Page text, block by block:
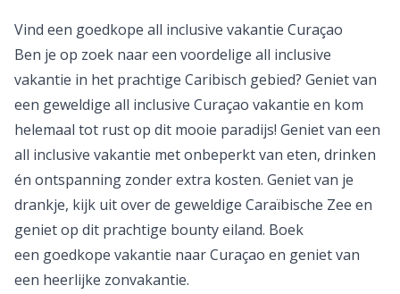
Vind een goedkope all inclusive vakantie Curaçao
Ben je op zoek naar een voordelige all inclusive
vakantie in het prachtige Caribisch gebied? Geniet van
een geweldige all inclusive Curaçao vakantie en kom
helemaal tot rust op dit mooie paradijs! Geniet van een
all inclusive vakantie met onbeperkt van eten, drinken
én ontspanning zonder extra kosten. Geniet van je
drankje, kijk uit over de geweldige Caraïbische Zee en
geniet op dit prachtige bounty eiland. Boek
een goedkope vakantie naar Curaçao en geniet van
een heerlijke zonvakantie.